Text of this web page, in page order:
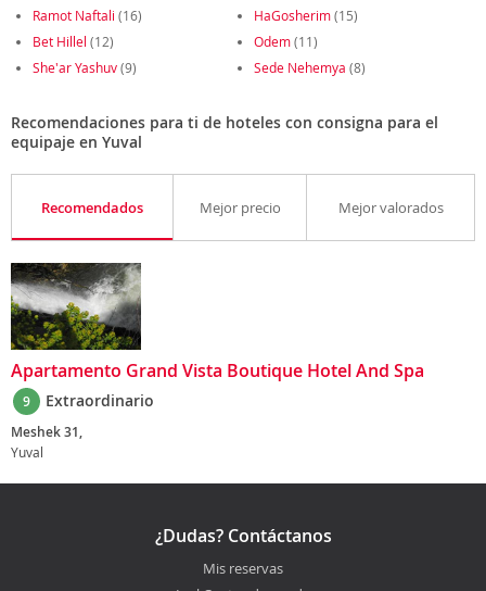
Ramot Naftali (16) HaGosherim(15)
Bet Hillel (12) Odem(11)
She'ar Yashuv(9) Sede Nehemya (8)
Recomendaciones para ti de hoteles con consigna para el
equipaje en Yuval
Recomendados Mejor precio Mejor valorados
Apartamento Grand Vista Boutique Hotel And Spa
9 Extraordinario
Meshek 31,
Yuval
¿Dudas? Contáctanos
Mis reservas